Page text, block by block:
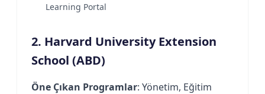
Learning Portal
2. Harvard University Extension
School (ABD)
Öne Çıkan Programlar: Yönetim, Eğitim